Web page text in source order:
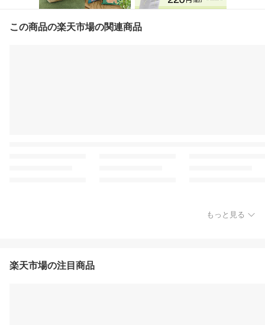
この商品の楽天市場の関連商品
もっと見る
楽天市場の注目商品